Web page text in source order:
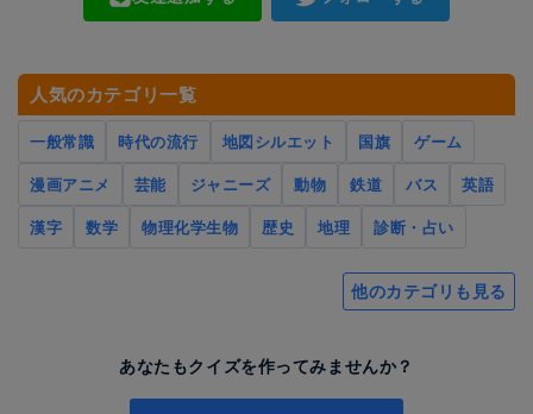
人気のカテゴリ一覧
一般常識 時代の流行 地図シルエット 国旗
ゲーム
漫画アニメ
芸能 ジャニーズ 動物 鉄道 バス
英語
漢字
数学 物理化学生物 歴史 地理 診断・占い
他のカテゴリも見る
あなたもクイズを作ってみませんか？